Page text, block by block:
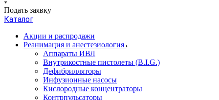
Подать заявку
Каталог
Акции и распродажи
Реанимация и анестезиология
Аппараты ИВЛ
Внутрикостные пистолеты (B.I.G.)
Дефибрилляторы
Инфузионные насосы
Кислородные концентраторы
Контрпульсаторы